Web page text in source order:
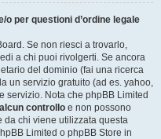
per questioni d’ordine legale
Se non riesci a trovarlo,
a chi puoi rivolgerti. Se ancora
del dominio (fai una ricerca
un servizio gratuito (ad es. yahoo,
servizio. Nota che phpBB Limited
controllo e non possono
da chi viene utilizzata questa
Limited o phpBB Store in